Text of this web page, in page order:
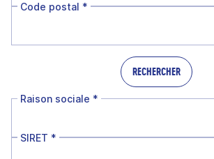
Code postal *
RECHERCHER
Raison sociale *
SIRET *